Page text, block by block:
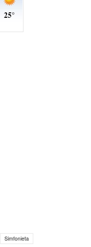
Simfonieta